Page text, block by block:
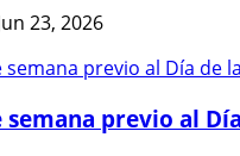
23, 2026
semana previo al